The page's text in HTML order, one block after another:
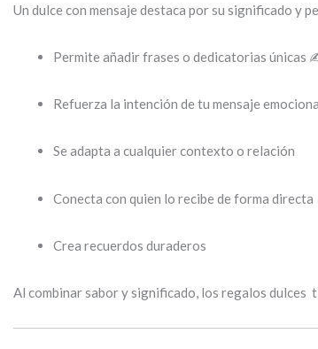
Un dulce con mensaje destaca por su significado y
Permite añadir frases o dedicatorias únicas
Refuerza la intención de tu mensaje
Se adapta a cualquier contexto o relación
Conecta con quien lo recibe de forma directa
Crea recuerdos duraderos
Al combinar sabor y significado, los regalos dulces